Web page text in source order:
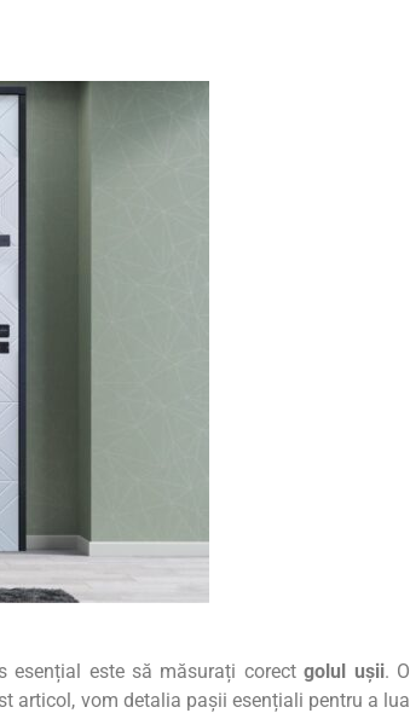
esențial este să măsurați corectgolul ușii. O
articol, vom detalia pașii esențiali pentru a lua